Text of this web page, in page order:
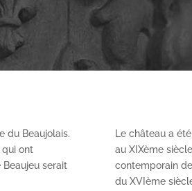
du Beaujolais.
qui ont
serait
Le château a
au XIXème
contemporain de
du XVI ème